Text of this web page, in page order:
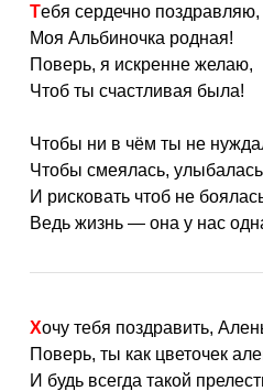
Тебя сердечно поздравляю,
Моя Альбиночка родная!
Поверь, я искренне желаю,
Чтоб ты счастливая была!
Чтобы ни в чём ты не
Чтобы смеялась, улыбалась
И рисковать чтоб не
Ведь жизнь — она у нас
Хочу тебя поздравить,
Поверь, ты как цветочек
И будь всегда такой